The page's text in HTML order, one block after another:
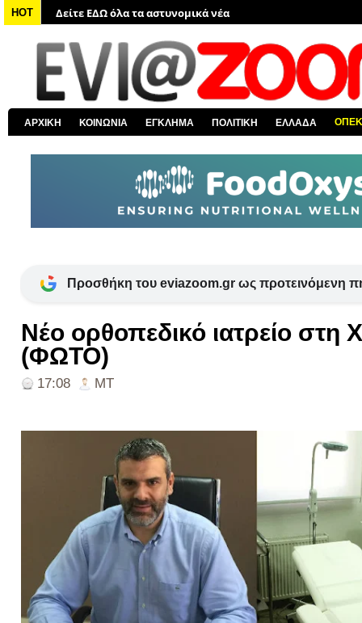
HOT
Δείτε ΕΔΩ όλα τα νέα από τον κόσμο
Δείτε ΕΔΩ όλα τα νέα για την Χαλκίδα και όλη την Εύβοια
Δείτε ΕΔΩ όλες τις ειδήσεις από την Ελλάδα
Δείτε ΕΔΩ όλα τα πολιτικά νέα
Δείτε ΕΔΩ τις αποκαλύψεις του EviaZoom.gr
Δείτε ΕΔΩ όλα τα αστυνομικά νέα
ΑΡΧΙΚΗ ΚΟΙΝΩΝΙΑ ΕΓΚΛΗΜΑ ΠΟΛΙΤΙΚΗ ΕΛΛΑΔΑ
Προσθήκη του eviazoom.gr ως προτεινόμενη
Νέο ορθοπεδικό ιατρείο στη
(ΦΩΤΟ)
17:08 ΜΤ